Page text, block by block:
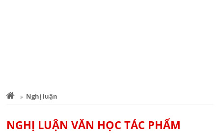
Nghị luận
NGHỊ LUẬN VĂN HỌC TÁC PHẨM